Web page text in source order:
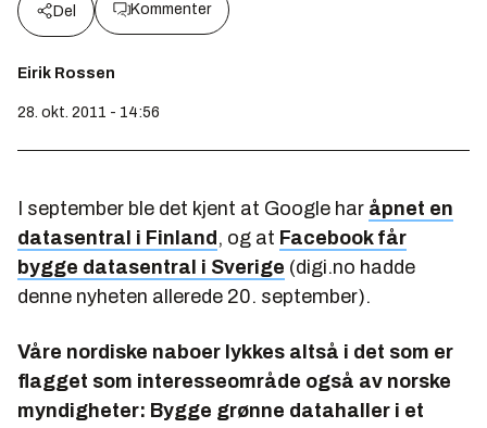
Del Kommenter
Eirik Rossen
28. okt. 2011 - 14:56
I september ble det kjent at Google har åpnet en
datasentral i Finland , og at Facebook får
bygge datasentral i Sverige (digi.no hadde
denne nyheten allerede 20. september).
Våre nordiske naboer lykkes altså i det som er
flagget som interesseområde også av norske
myndigheter: Bygge grønne datahaller i et